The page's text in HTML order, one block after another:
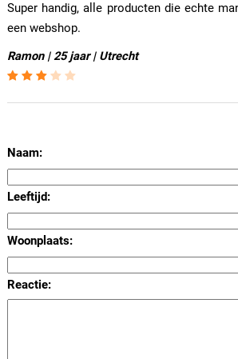
Super handig, alle producten die echte
een webshop.
Ramon | 25 jaar | Utrecht
Naam:
Leeftijd:
Woonplaats:
Reactie: